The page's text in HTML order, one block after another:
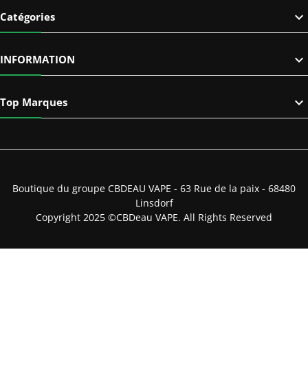
Catégories 
INFORMATION 
Top Marques 
Boutique du groupe CBDEAU VAPE - 63 Rue de la paix - 68480
Linsdorf
Copyright 2025 ©CBDeau VAPE. All Rights Reserved